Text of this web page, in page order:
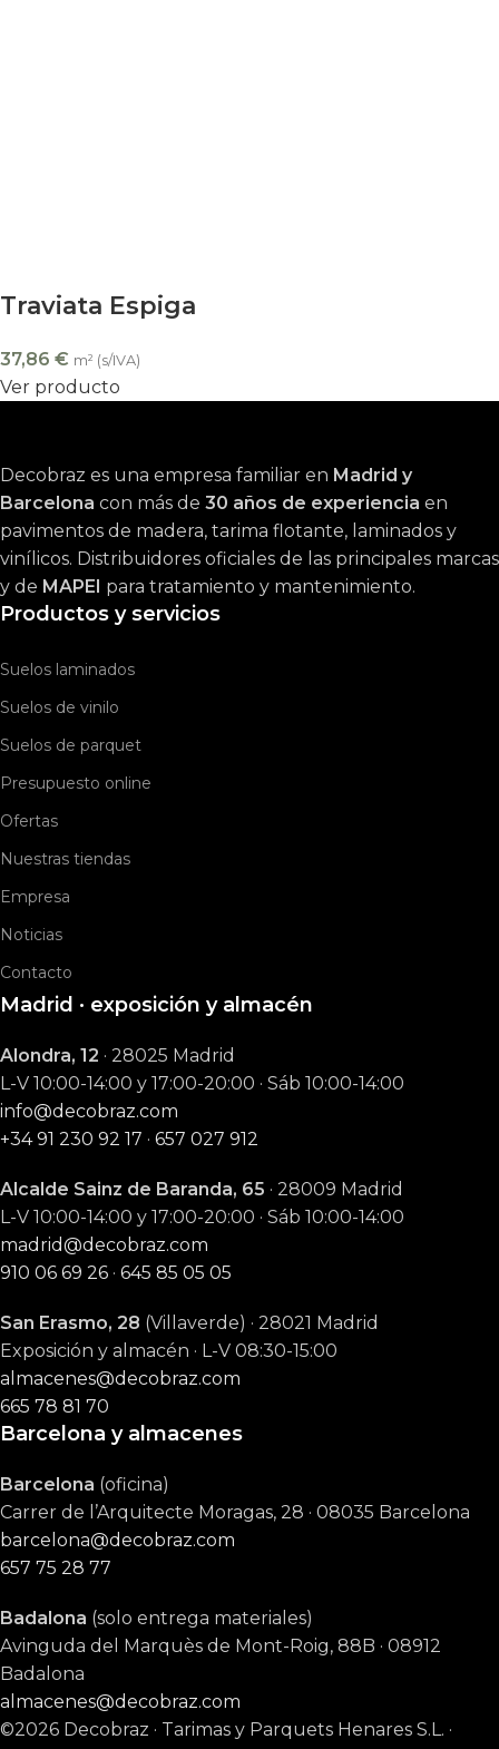
Traviata Espiga
37,86 € m² (s/IVA)
Ver producto
Decobraz es una empresa familiar en Madrid y
Barcelona con más de 30 años de experiencia en
pavimentos de madera, tarima flotante, laminados y
vinílicos. Distribuidores oficiales de las principales marcas
y de MAPEI para tratamiento y mantenimiento.
Productos y servicios
Suelos laminados
Suelos de vinilo
Suelos de parquet
Presupuesto online
Ofertas
Nuestras tiendas
Empresa
Noticias
Contacto
Madrid · exposición y almacén
Alondra, 12 · 28025 Madrid
L-V 10:00-14:00 y 17:00-20:00 · Sáb 10:00-14:00
info@decobraz.com
+34 91 230 92 17 · 657 027 912
Alcalde Sainz de Baranda, 65 · 28009 Madrid
L-V 10:00-14:00 y 17:00-20:00 · Sáb 10:00-14:00
madrid@decobraz.com
910 06 69 26 · 645 85 05 05
San Erasmo, 28 (Villaverde) · 28021 Madrid
Exposición y almacén · L-V 08:30-15:00
almacenes@decobraz.com
665 78 81 70
Barcelona y almacenes
Barcelona (oficina)
Carrer de l’Arquitecte Moragas, 28 · 08035 Barcelona
barcelona@decobraz.com
657 75 28 77
Badalona (solo entrega materiales)
Avinguda del Marquès de Mont-Roig, 88B · 08912
Badalona
almacenes@decobraz.com
©2026 Decobraz · Tarimas y Parquets Henares S.L. ·